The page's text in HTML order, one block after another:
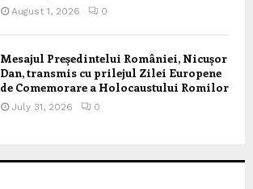
August 1, 2026 0
Mesajul Președintelui României, Nicușor
Dan, transmis cu prilejul Zilei Europene
de Comemorare a Holocaustului Romilor
July 31, 2026 0